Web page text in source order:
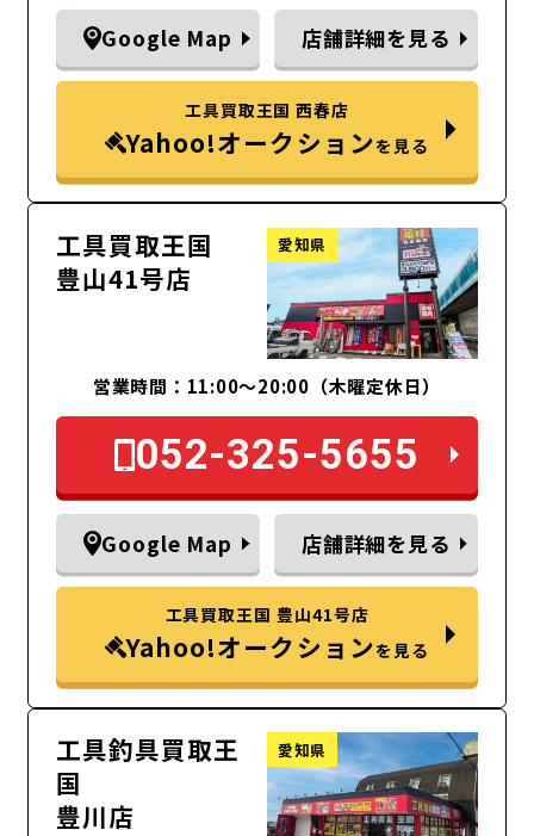
Google Map 店舗詳細を見る
工具買取王国 西春店
Yahoo!オークションを見る
工具買取王国
豊山41号店
愛知県
営業時間：11:00～20:00（木曜定休日）
052-325-5655
Google Map 店舗詳細を見る
工具買取王国 豊山41号店
Yahoo!オークションを見る
工具釣具買取王
国
豊川店
愛知県